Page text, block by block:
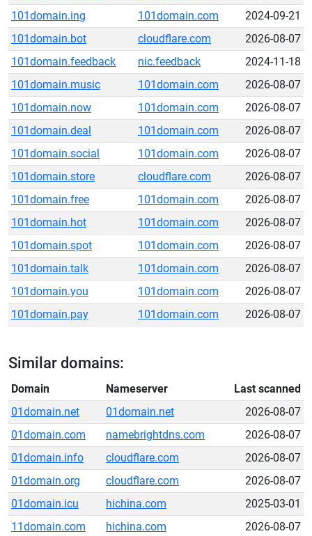
101domain.ing
101domain.com
2024-09-21
101domain.bot
cloudflare.com
2026-08-07
101domain.feedback
nic.feedback
2024-11-18
101domain.music
101domain.com
2026-08-07
101domain.now
101domain.com
2026-08-07
101domain.deal
101domain.com
2026-08-07
101domain.social
101domain.com
2026-08-07
101domain.store
cloudflare.com
2026-08-07
101domain.free
101domain.com
2026-08-07
101domain.hot
101domain.com
2026-08-07
101domain.spot
101domain.com
2026-08-07
101domain.talk
101domain.com
2026-08-07
101domain.you
101domain.com
2026-08-07
101domain.pay
101domain.com 2026-08-07
Similar domains:
Domain Nameserver
Last scanned
01domain.net
01domain.net
2026-08-07
01domain.com
namebrightdns.com
2026-08-07
01domain.info
cloudflare.com
2026-08-07
01domain.org
cloudflare.com
2026-08-07
01domain.icu
hichina.com
2025-03-01
11domain.com
hichina.com 2026-08-07